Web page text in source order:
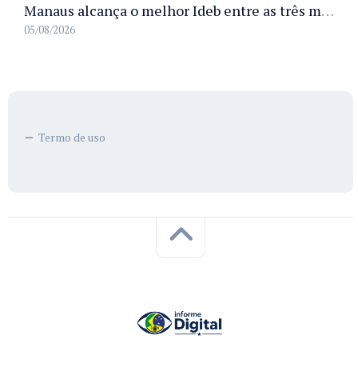
Manaus alcança o melhor Ideb entre as três maiores redes municipais do país em 2025 com avanço na aprendizagem
05/08/2026
Termo de uso